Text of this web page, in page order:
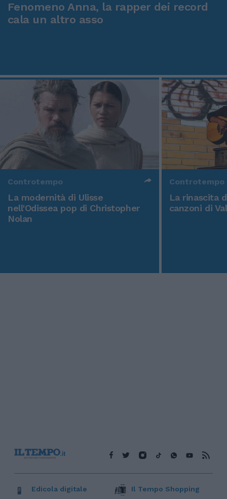
Fenomeno Anna, la rapper dei record
cala un altro asso
Controtempo
La modernità di Ulisse
nell'Odissea pop di Christopher
Nolan
Controtempo
La rinascita
canzoni di
Edicola digitale Il Tempo Shopping